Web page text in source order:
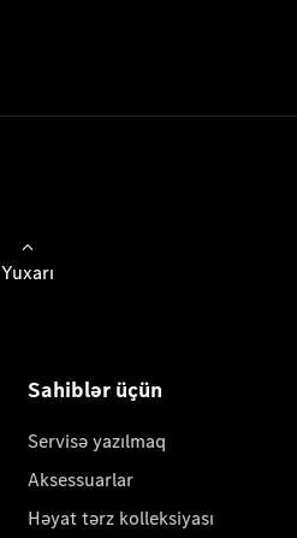
Yuxarı
Sahiblər üçün
Servisə yazılmaq
Aksessuarlar
Həyat tərz kolleksiyası